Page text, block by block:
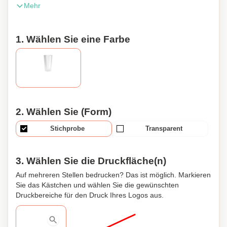
beträgt 600ml. Dieser Mehrwegbecher ist besonders
Spülmaschine und Mikrowelle. Bestellungen ab 2500
Stück, Lieferung innerhalb von 5 Wochen. Made in France.
Mehr
1. Wählen Sie eine Farbe
2. Wählen Sie (Form)
Stichprobe Transparent
3. Wählen Sie die Druckfläche(n)
Auf mehreren Stellen bedrucken? Das ist möglich. Markieren
Sie das Kästchen und wählen Sie die gewünschten
Druckbereiche für den Druck Ihres Logos aus.